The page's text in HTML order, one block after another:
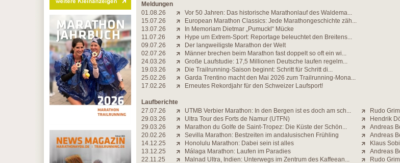
Meldungen
01.08.26
Vor 50 Jahren: Das historische Marathonlauf des Waldema...
15.07.26
European Marathon Classics: Jede Marathongeschichte zäh...
13.07.26
In Memoriam Dietmar „Pumuckl“ Mücke
11.07.26
Hype um Extrem-Sport: Reportage beleuchtet den Breitens...
09.07.26
Der langweiligste Marathon der Welt
02.07.26
Männer brechen beim Marathon fast doppelt so oft ein wi...
24.03.26
Große Laufstudie: 17,5 Millionen Deutsche laufen regelm...
19.03.26
Die Trailrunning-Saison beginnt: Schritt für Schritt di...
25.02.26
Garda Trentino macht den Mai 2026 zum Trailrunning-Mona...
17.02.26
Erneutes Rekordjahr für den Schweizer Laufsport!
Laufberichte
27.07.26
UTMB Verbier Marathon: In den Bergen ist es doch am sch...
Rudo
29.03.26
Ultra Tour des Forts de Namur (UTFN)
Hendrik
29.03.26
Marathon du Golfe de Saint-Tropez: Die Küste der Schön...
Andreas
20.02.26
Sevilla Marathon: Bestzeiten im andalusischen Frühling
Andreas
14.12.25
Honolulu Marathon: Dabei sein ist alles
Klaus
13.12.25
Málaga Marathon: Laufen im Paradies
Andreas
22.11.25
Malnad Ultra, Indien: Unterwegs im Zentrum des Kaffeean... Rudo